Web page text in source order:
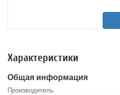
Характеристики
Общая информация
Производитель